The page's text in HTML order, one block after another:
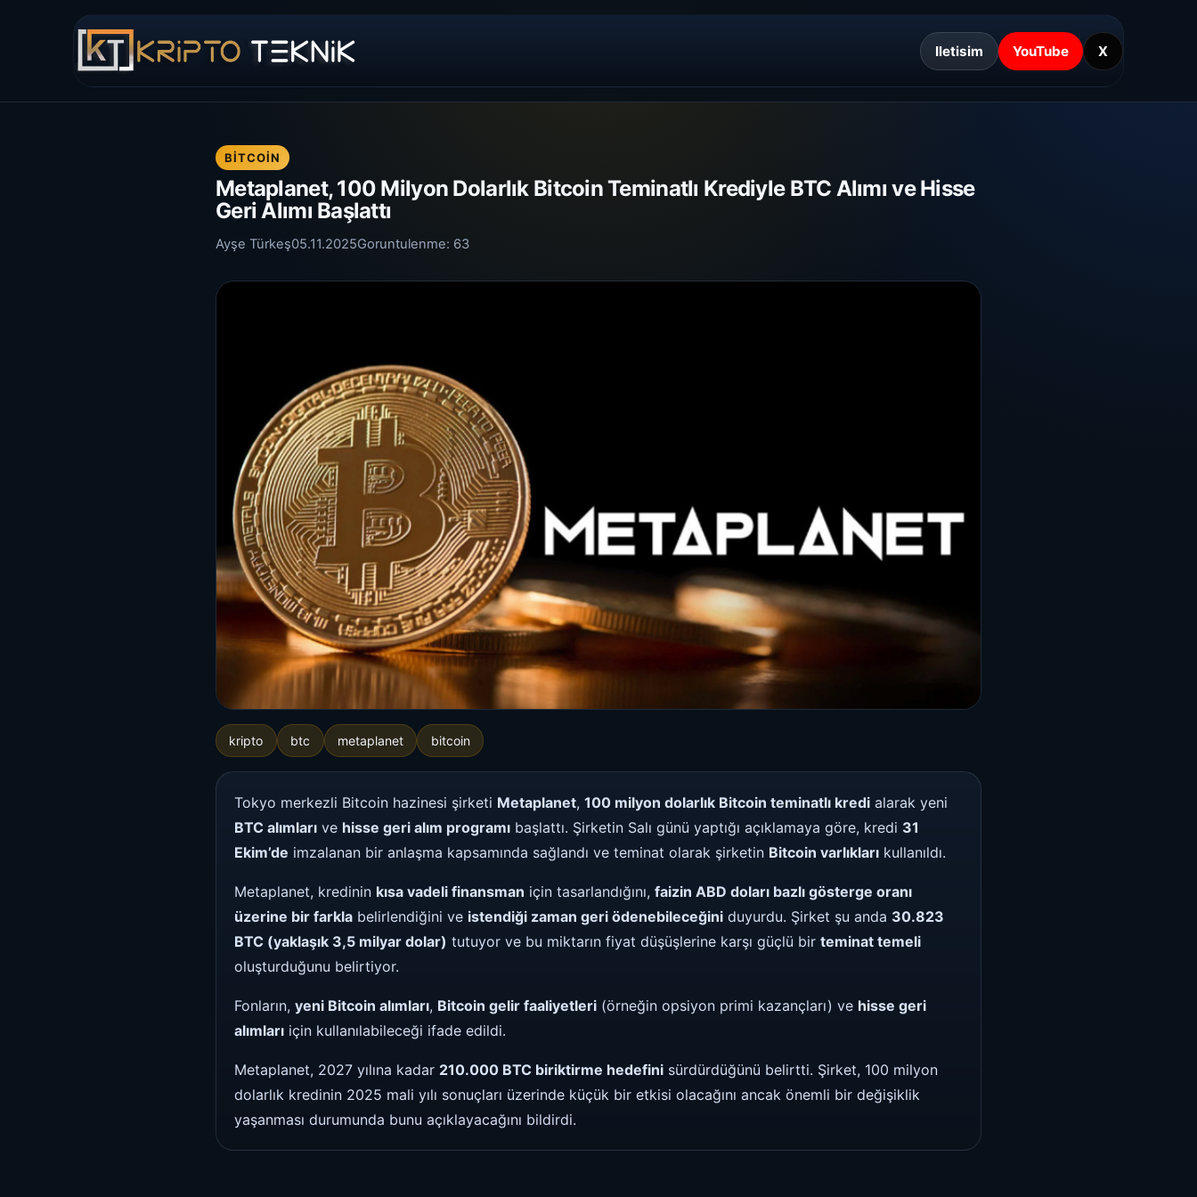
Iletisim YouTube X
BITCOIN
Metaplanet, 100 Milyon Dolarlık Bitcoin Teminatlı Krediyle BTC Alımı ve Hisse
Geri Alımı Başlattı
Ayşe Türkeş05.11.2025Goruntulenme: 63
kripto btc metaplanet bitcoin
Tokyo merkezli Bitcoin hazinesi şirketi Metaplanet, 100 milyon dolarlık Bitcoin teminatlı kredi alarak yeni
BTC alımları ve hisse geri alım programı başlattı. Şirketin Salı günü yaptığı açıklamaya göre, kredi 31
Ekim’de imzalanan bir anlaşma kapsamında sağlandı ve teminat olarak şirketin Bitcoin varlıkları kullanıldı.
Metaplanet, kredinin kısa vadeli finansman için tasarlandığını, faizin ABD doları bazlı gösterge oranı
üzerine bir farkla belirlendiğini ve istendiği zaman geri ödenebileceğini duyurdu. Şirket şu anda 30.823
BTC (yaklaşık 3,5 milyar dolar) tutuyor ve bu miktarın fiyat düşüşlerine karşı güçlü bir teminat temeli
oluşturduğunu belirtiyor.
Fonların, yeni Bitcoin alımları, Bitcoin gelir faaliyetleri (örneğin opsiyon primi kazançları) ve hisse geri
alımları için kullanılabileceği ifade edildi.
Metaplanet, 2027 yılına kadar 210.000 BTC biriktirme hedefini sürdürdüğünü belirtti. Şirket, 100 milyon
dolarlık kredinin 2025 mali yılı sonuçları üzerinde küçük bir etkisi olacağını ancak önemli bir değişiklik
yaşanması durumunda bunu açıklayacağını bildirdi.